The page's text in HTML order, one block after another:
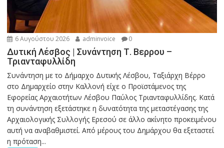
6 Αυγούστου 2026 adminvoice 0
Δυτική Λέσβος | Συνάντηση Τ. Βερρου –
Τριανταφυλλίδη
Συνάντηση με το Δήμαρχο Δυτικής Λέσβου, Ταξιάρχη Βέρρο
στο Δημαρχείο στην Καλλονή είχε ο Προϊστάμενος της
Εφορείας Αρχαιοτήτων Λέσβου Παύλος Τριανταφυλλίδης. Κατά
τη συνάντηση εξετάστηκε η δυνατότητα της μεταστέγασης της
Αρχαιολογικής Συλλογής Ερεσού σε άλλο ακίνητο προκειμένου
αυτή να αναβαθμιστεί. Από μέρους του Δημάρχου θα εξεταστεί
η πρόταση...